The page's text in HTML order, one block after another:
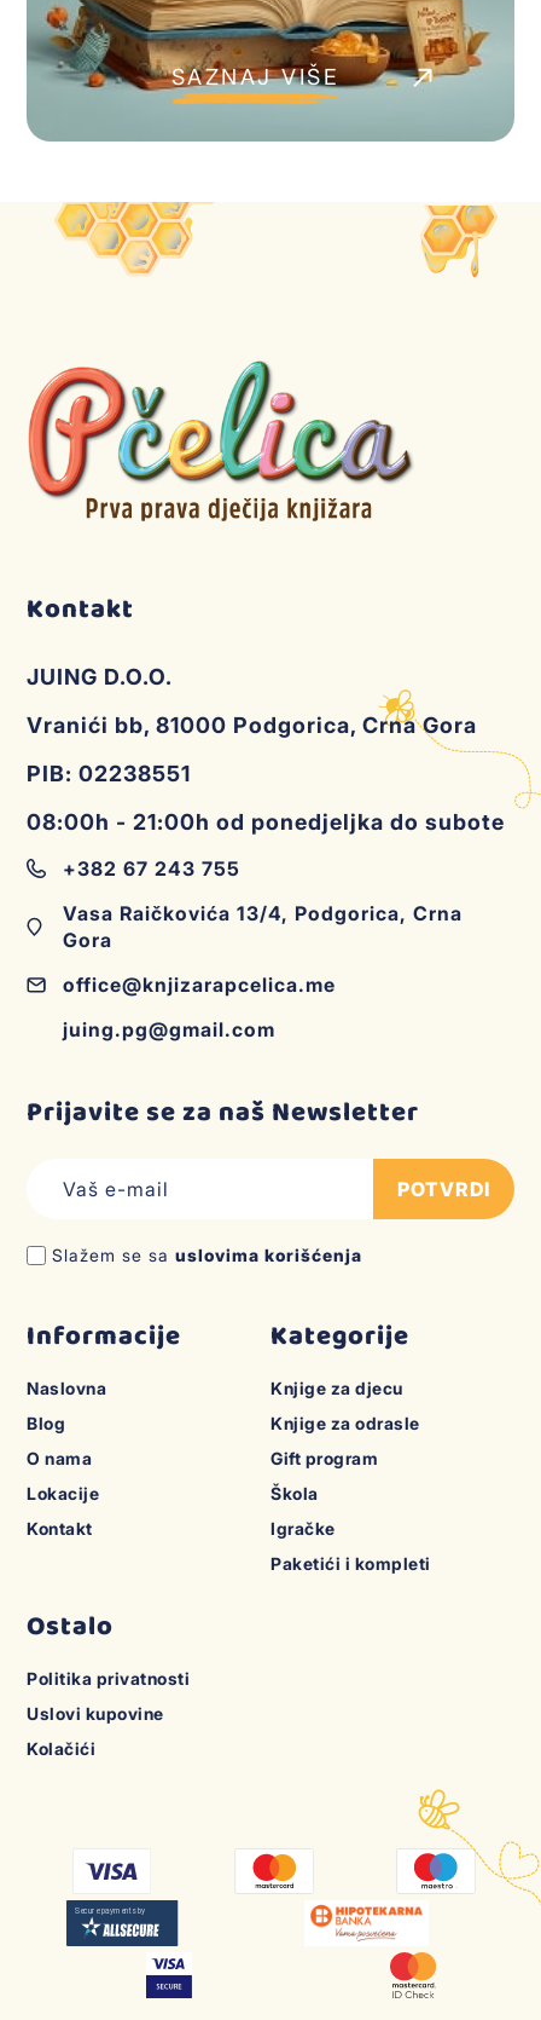
SAZNAJ VIŠE
Kontakt
JUING D.O.O.
Vranići bb, 81000 Podgorica, Crna Gora
PIB: 02238551
08:00h - 21:00h od ponedjeljka do subote
+382 67 243 755
Vasa Raičkovića 13/4, Podgorica, Crna
Gora
office@knjizarapcelica.me
juing.pg@gmail.com
Prijavite se za naš Newsletter
POTVRDI
Slažem se sauslovima korišćenja
Informacije
Naslovna
Blog
O nama
Lokacije
Kontakt
Kategorije
Knjige za djecu
Knjige za odrasle
Gift program
Škola
Igračke
Paketići i kompleti
Ostalo
Politika privatnosti
Uslovi kupovine
Kolačići